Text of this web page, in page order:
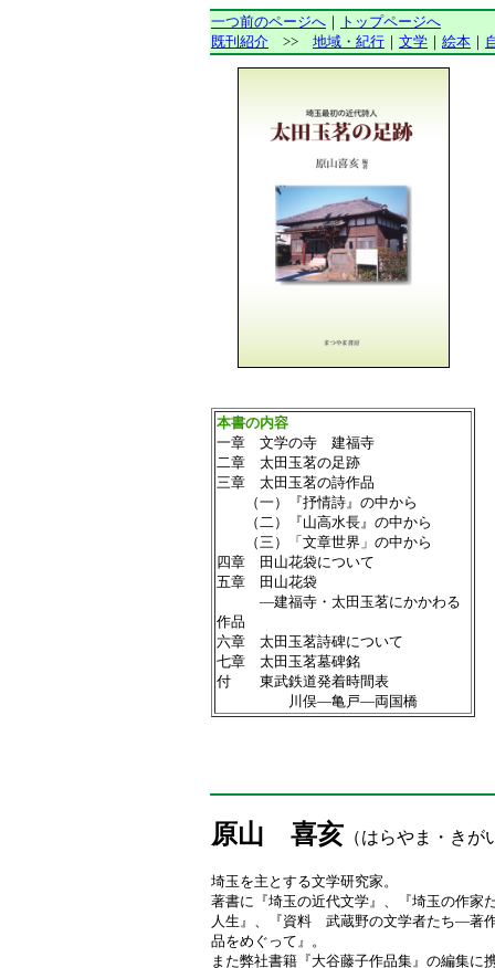
一つ前のページへ ｜ トップページへ
既刊紹介 >> 地域・紀行 ｜ 文学 ｜ 絵本 ｜
本書の内容
一章 文学の寺 建福寺
二章 太田玉茗の足跡
三章 太田玉茗の詩作品
（一）『抒情詩』の中から
（二）『山高水長』の中から
（三）「文章世界」の中から
四章 田山花袋について
五章 田山花袋
―建福寺・太田玉茗にかかわる
作品
六章 太田玉茗詩碑について
七章 太田玉茗墓碑銘
付 東武鉄道発着時間表
川俣―亀戸―両国橋
原山 喜亥 （はらやま・きが
埼玉を主とする文学研究家。
著書に『埼玉の近代文学』、『埼玉の作
人生』、『資料 武蔵野の文学者たち―著
品をめぐって』。
また弊社書籍『大谷藤子作品集』の編集に